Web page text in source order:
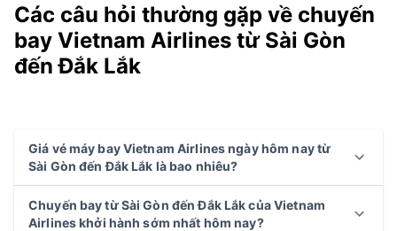
Các câu hỏi thường gặp về chuyến
bay Vietnam Airlines từ Sài Gòn
đến Đắk Lắk
Giá vé máy bay Vietnam Airlines ngày hôm nay từ
Sài Gòn đến Đắk Lắk là bao nhiêu?
Chuyến bay từ Sài Gòn đến Đắk Lắk của Vietnam
Airlines khởi hành sớm nhất hôm nay?